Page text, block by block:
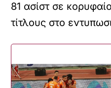
81 ασίστ σε
τίτλους στο